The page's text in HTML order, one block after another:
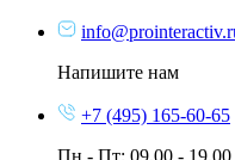
Напишите нам
+7 (495) 165-60-65
Пн - Пт: 09.00 - 19.00